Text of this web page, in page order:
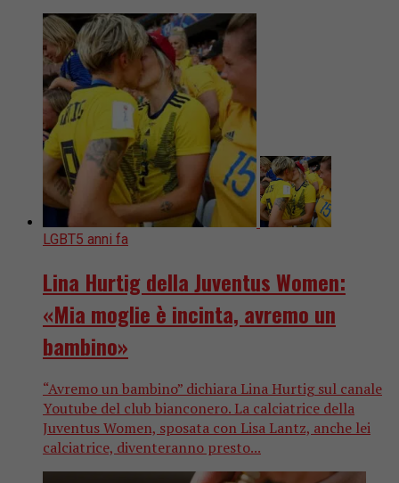
LGBT5 anni fa
Lina Hurtig della Juventus Women:
«Mia moglie è incinta, avremo un
bambino»
“Avremo un bambino” dichiara Lina Hurtig sul canale
Youtube del club bianconero. La calciatrice della
Juventus Women, sposata con Lisa Lantz, anche lei
calciatrice, diventeranno presto...